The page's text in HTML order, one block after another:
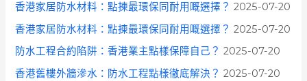
香港家居防水材料：點揀最環保同耐用嘅選擇？ 2025-07-20
香港家居防水材料：點揀最環保同耐用嘅選擇？ 2025-07-20
防水工程合約陷阱：香港業主點樣保障自己？ 2025-07-20
香港舊樓外牆滲水：防水工程點樣徹底解決？ 2025-07-20